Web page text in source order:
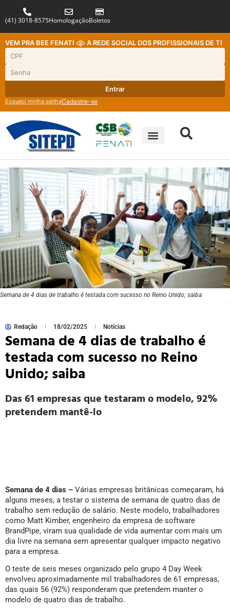
(41) 3018-8575HomologaçãoBoletos
VEM PRA BEE FENATI A REDE SOCIAL DOS PROFISSIONAIS DE TI
Entrar
Esqueci minha senhaCadastre-se
Semana de 4 dias de trabalho é testada com sucesso no Reino Unido; saiba
Redação 18/02/2025 Notícias
Semana de 4 dias de trabalho é
testada com sucesso no Reino
Unido; saiba
Das 61 empresas que testaram o modelo, 92%
pretendem mantê-lo
Semana de 4 dias – Várias empresas britânicas começaram, há
alguns meses, a testar o sistema de semana de quatro dias de
trabalho sem redução de salário. Neste modelo, trabalhadores
como Matt Kimber, engenheiro da empresa de software
BrandPipe, viram sua qualidade de vida aumentar com mais um
dia livre na semana sem apresentar qualquer impacto negativo
para a empresa.
O teste de seis meses organizado pelo grupo 4 Day Week
envolveu aproximadamente mil trabalhadores de 61 empresas,
das quais 56 (92%) responderam que pretendem manter o
modelo de quatro dias de trabalho.